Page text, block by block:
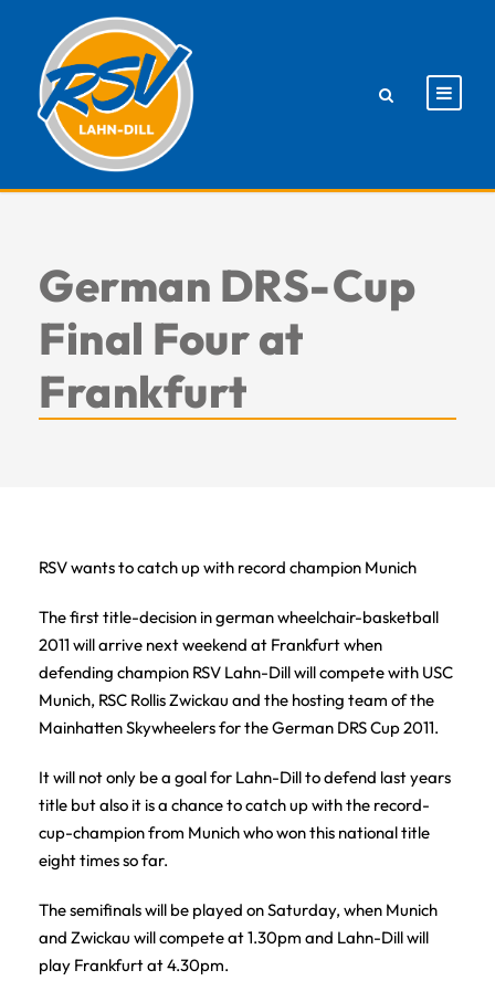
German DRS-Cup
Final Four at
Frankfurt
RSV wants to catch up with record champion Munich
The first title-decision in german wheelchair-basketball
2011 will arrive next weekend at Frankfurt when
defending champion RSV Lahn-Dill will compete with USC
Munich, RSC Rollis Zwickau and the hosting team of the
Mainhatten Skywheelers for the German DRS Cup 2011.
It will not only be a goal for Lahn-Dill to defend last years
title but also it is a chance to catch up with the record-
cup-champion from Munich who won this national title
eight times so far.
The semifinals will be played on Saturday, when Munich
and Zwickau will compete at 1.30pm and Lahn-Dill will
play Frankfurt at 4.30pm.